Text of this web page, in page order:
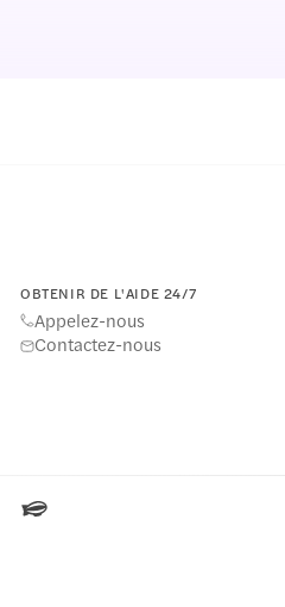
OBTENIR DE L'AIDE 24/7
Appelez-nous
Contactez-nous